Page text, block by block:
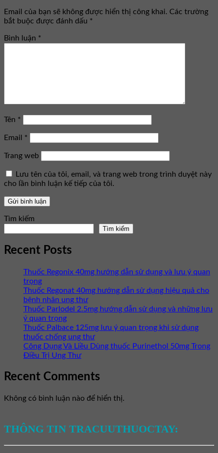
Email của bạn sẽ không được hiển thị công khai. Các trường
bắt buộc được đánh dấu *
Bình luận *
Tên *
Email *
Trang web
Lưu tên của tôi, email, và trang web trong trình duyệt này
cho lần bình luận kế tiếp của tôi.
Tìm kiếm
Tìm kiếm
Recent Posts
Thuốc Regonix 40mg hướng dẫn sử dụng và lưu ý quan
trọng
Thuốc Regonat 40mg hướng dẫn sử dụng hiệu quả cho
bệnh nhân ung thư
Thuốc Parlodel 2.5mg hướng dẫn sử dụng và những lưu
ý quan trọng
Thuốc Palbace 125mg lưu ý quan trọng khi sử dụng
thuốc chống ung thư
Công Dụng Và Liều Dùng thuốc Purinethol 50mg Trong
Điều Trị Ung Thư
Recent Comments
Không có bình luận nào để hiển thị.
THÔNG TIN TRACUUTHUOCTAY: